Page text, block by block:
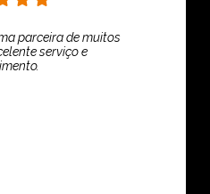
parceira de muitos
serviço e